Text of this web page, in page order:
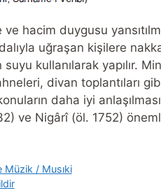
ve hacim duygusu
uğraşan kişilere
suyu kullanılarak yapılır.
divan toplantıları
daha iyi
ve Nigârî (öl. 1752)
Müzik / Musıki